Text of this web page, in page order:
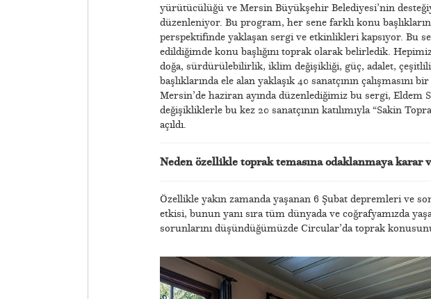
yürütücülüğü ve Mersin Büyükşehir Belediyesi’nin
düzenleniyor. Bu program, her sene farklı konu
perspektifinde yaklaşan sergi ve etkinlikleri kapsıyor. Bu
edildiğimde konu başlığını toprak olarak belirledik.
doğa, sürdürülebilirlik, iklim değişikliği, güç, adalet,
başlıklarında ele alan yaklaşık 40 sanatçının çalışmasını
Mersin’de haziran ayında düzenlediğimiz bu sergi, Eldem
değişikliklerle bu kez 20 sanatçının katılımıyla “Sakin
açıldı.
Neden özellikle toprak temasına odaklanmaya karar
Özellikle yakın zamanda yaşanan 6 Şubat depremleri ve
etkisi, bunun yanı sıra tüm dünyada ve coğrafyamızda
sorunlarını düşündüğümüzde Circular’da toprak